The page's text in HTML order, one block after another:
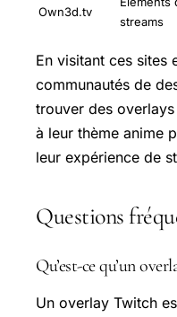
Own3d.tv
streams
En visitant ces sites
communautés de
trouver des
à leur thème anime
leur expérience de
Questions
Qu’est-ce qu’un
Un overlay Twitch